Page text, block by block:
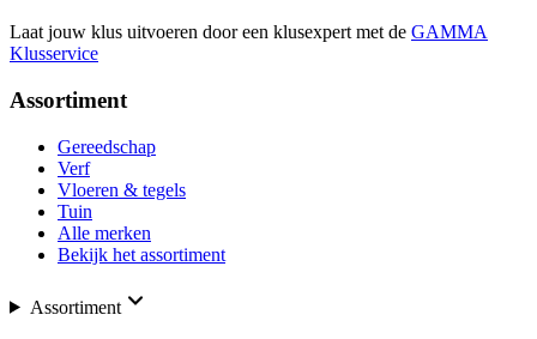
Laat jouw klus uitvoeren door een klusexpert met de GAMMA
Klusservice
Assortiment
Gereedschap
Verf
Vloeren & tegels
Tuin
Alle merken
Bekijk het assortiment
Assortiment